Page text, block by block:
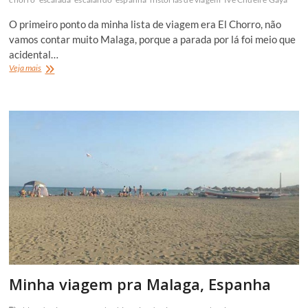
O primeiro ponto da minha lista de viagem era El Chorro, não
vamos contar muito Malaga, porque a parada por lá foi meio que
acidental…
Veja maisMinha
Minha viagem pra Malaga, Espanha